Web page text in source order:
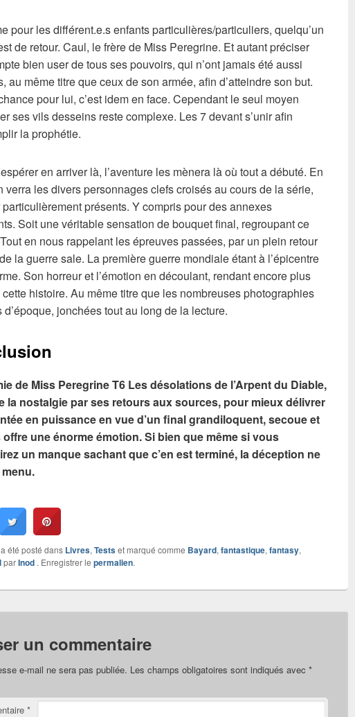
pour les différent.e.s enfants particulières/particuliers, quelqu’un
de retour. Caul, le frère de Miss Peregrine. Et autant préciser
bien user de tous ses pouvoirs, qui n’ont jamais été aussi
au même titre que ceux de son armée, afin d’atteindre son but.
pour lui, c’est idem en face. Cependant le seul moyen
ses vils desseins reste complexe. Les 7 devant s’unir afin
la prophétie.
en arriver là, l’aventure les mènera là où tout a débuté. En
verra les divers personnages clefs croisés au cours de la série,
particulièrement présents. Y compris pour des annexes
Soit une véritable sensation de bouquet final, regroupant ce
en nous rappelant les épreuves passées, par un plein retour
la guerre sale. La première guerre mondiale étant à l’épicentre
Son horreur et l’émotion en découlant, rendant encore plus
histoire. Au même titre que les nombreuses photographies
d’époque, jonchées tout au long de la lecture.
de Miss Peregrine T6 Les désolations de l’Arpent du Diable,
la nostalgie par ses retours aux sources, pour mieux délivrer
en puissance en vue d’un final grandiloquent, secoue et
offre une énorme émotion. Si bien que même si vous
un manque sachant que c’en est terminé, la déception ne
été posté dans Livres, Testset marqué comme Bayard, fantastique, fantasy,
parInod . Enregistrer le permalien.
un commentaire
e-mail ne sera pas publiée. Les champs obligatoires sont indiqués avec *
*